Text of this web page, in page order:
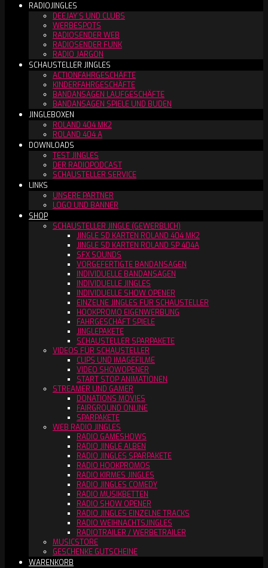
RADIOJINGLES
DEEJAY´S UND CLUBS
WERBESPOTS
RADIOSENDER WEB
RADIOSENDER FUNK
RADIO JARGON
SCHAUSTELLER JINGLES
ACTIONFAHRGESCHÄFTE
KINDERFAHRGESCHÄFTE
BANDANSAGEN LAUFGESCHÄFTE
BANDANSAGEN SPIELE UND BUDEN
JINGLEBOXEN
ROLAND 404 MK2
ROLAND 404 A
DOWNLOADS
TEST JINGLES
DER RADIOPODCAST
SCHAUSTELLER SERVICE
LINKS
UNSERE PARTNER
LOGO UND BANNER
SHOP
SCHAUSTELLER JINGLE (GEWERBLICH)
JINGLE SD KARTEN ROLAND 404 MK2
JINGLE SD KARTEN ROLAND SP 404A
SFX SOUNDS
VORGEFERTIGTE BANDANSAGEN
INDIVIDUELLE BANDANSAGEN
INDIVIDUELLE JINGLES
INDIVIDUELLE SHOW OPENER
EINZELNE JINGLES FÜR SCHAUSTELLER
HOOKPROMO EIGENWERBUNG
FAHRGESCHÄFT SPIELE
JINGLEPAKETE
SCHAUSTELLER SPARPAKETE
VIDEOS FÜR SCHAUSTELLER
CLIPS UND IMAGEFILME
VIDEO SHOWOPENER
START STOP ANIMATIONEN
STREAMER UND GAMER
DONATIONS MOVIES
FAIRGROUND ONLINE
SPARPAKETE
WEB RADIO JINGLES
RADIO GAMESHOWS
RADIO JINGLE ALBEN
RADIO JINGLES SPARPAKETE
RADIO HOOKPROMOS
RADIO KIRMES JINGLES
RADIO JINGLES COMEDY
RADIO MUSIKBETTEN
RADIO SHOW OPENER
RADIO JINGLES EINZELNE TRACKS
RADIO WEIHNACHTSJINGLES
RADIOTRAILER / WERBETRAILER
MUSICSTORE
GESCHENKE GUTSCHEINE
WARENKORB